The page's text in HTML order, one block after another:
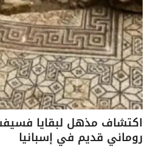
اكتشاف مذهل لبقايا
روماني قديم في إسبانيا